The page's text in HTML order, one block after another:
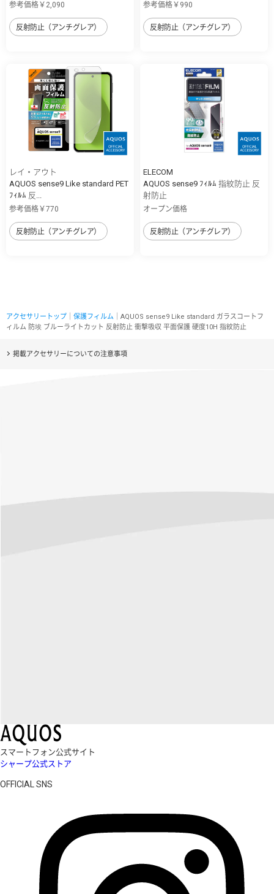
参考価格￥2,090
反射防止（アンチグレア）
参考価格￥990
反射防止（アンチグレア）
レイ・アウト
AQUOS sense9 Like standard PET
ﾌｨﾙﾑ 反...
参考価格￥770
反射防止（アンチグレア）
ELECOM
AQUOS sense9 ﾌｨﾙﾑ 指紋防止 反
射防止
オープン価格
反射防止（アンチグレア）
アクセサリートップ 保護フィルム ｜AQUOS sense9 Like standard ガラスコートフ
ィルム 防埃 ブルーライトカット 反射防止 衝撃吸収 平面保護 硬度10H 指紋防止
掲載アクセサリーについての注意事項
スマートフォン公式サイト
シャープ公式ストア
OFFICIAL SNS